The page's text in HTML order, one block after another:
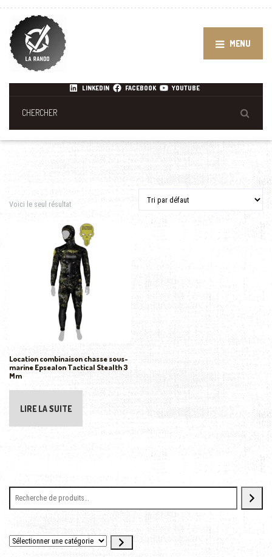
MENU
LINKEDIN FACEBOOK YOUTUBE
Voici le seul résultat
Location combinaison chasse sous-
marine Epsealon Tactical Stealth 3
Mm
LIRE LA SUITE
Sélectionner une catégorie